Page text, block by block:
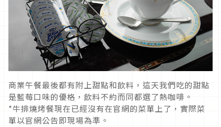
商業午餐最後都有附上甜點和飲料，這天我們吃的甜點
是藍莓口味的優格，飲料不約而同都選了熱咖啡。
*牛排燒烤餐現在已經沒有在官網的菜單上了，實際菜
單以官網公告即現場為準。